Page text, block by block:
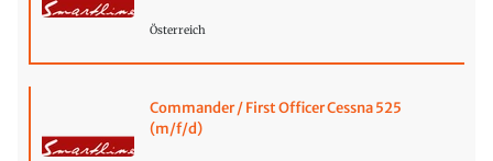
Österreich
Commander / First Officer Cessna 525
(m/f/d)